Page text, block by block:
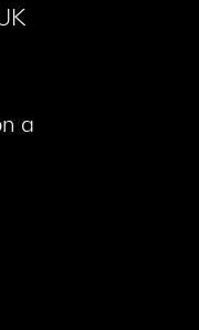
a